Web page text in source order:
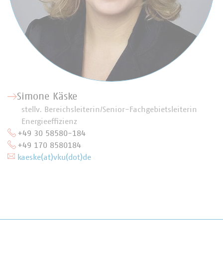
Simone Käske
stellv. Bereichsleiterin/Senior-Fachgebietsleiterin
Energieeffizienz
+49 30 58580-184
+49 170 8580184
kaeske(at)vku(dot)de